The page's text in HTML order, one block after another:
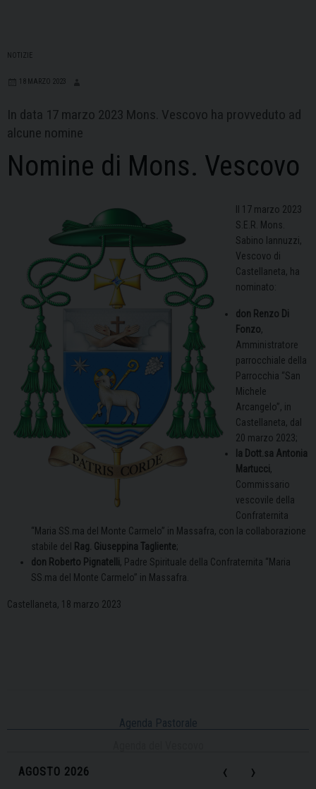
NOTIZIE
18 MARZO 2023
In data 17 marzo 2023 Mons. Vescovo ha provveduto ad
alcune nomine
Nomine di Mons. Vescovo
Il 17 marzo 2023
S.E.R. Mons.
Sabino Iannuzzi,
Vescovo di
Castellaneta, ha
nominato:
don Renzo Di
Fonzo,
Amministratore
parrocchiale della
Parrocchia “San
Michele
Arcangelo”, in
Castellaneta, dal
20 marzo 2023;
la Dott.sa Antonia
Martucci,
Commissario
vescovile della
Confraternita
“Maria SS.ma del Monte Carmelo” in Massafra, con la collaborazione
stabile del
Rag. Giuseppina Tagliente;
don Roberto Pignatelli, Padre Spirituale della Confraternita “Maria
SS.ma del Monte Carmelo” in Massafra.
Castellaneta, 18 marzo 2023
Agenda Pastorale
‹
AGOSTO 2026 ›